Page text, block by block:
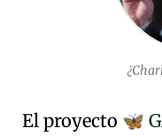
El proyecto 🦋